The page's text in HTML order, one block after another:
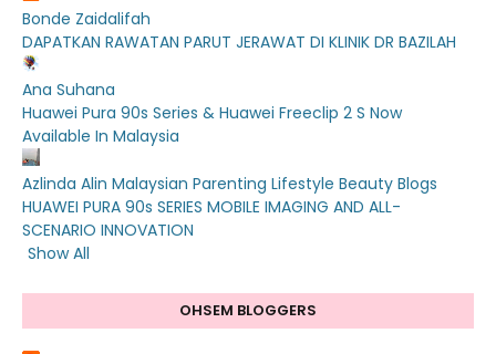
Bonde Zaidalifah
DAPATKAN RAWATAN PARUT JERAWAT DI KLINIK DR BAZILAH
Ana Suhana
Huawei Pura 90s Series & Huawei Freeclip 2 S Now
Available In Malaysia
Azlinda Alin Malaysian Parenting Lifestyle Beauty Blogs
HUAWEI PURA 90s SERIES MOBILE IMAGING AND ALL-
SCENARIO INNOVATION
Show All
OHSEM BLOGGERS